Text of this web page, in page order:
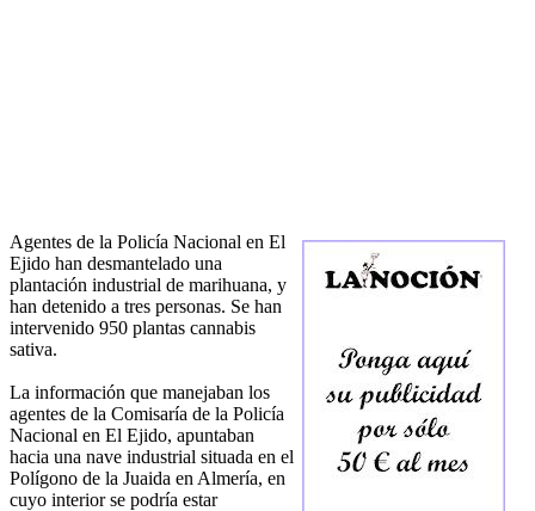
Agentes de la Policía Nacional en El
Ejido han desmantelado una
plantación industrial de marihuana, y
han detenido a tres personas. Se han
intervenido 950 plantas cannabis
sativa.
La información que manejaban los
agentes de la Comisaría de la Policía
Nacional en El Ejido, apuntaban
hacia una nave industrial situada en el
Polígono de la Juaida en Almería, en
cuyo interior se podría estar